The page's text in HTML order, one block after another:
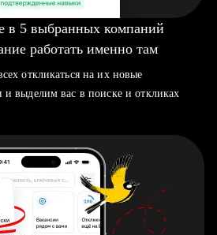
в 5 выбранных компаний
работать именно там
откликаться на их новые
и выделим вас в поиске и откликах